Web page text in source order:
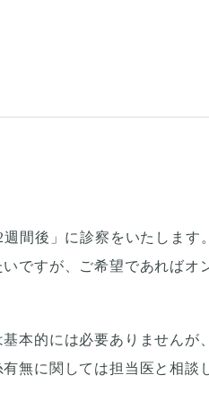
間後」に診察をいたします。
ですが、ご希望であればオ
本的には必要ありませんが
無に関しては担当医と相談